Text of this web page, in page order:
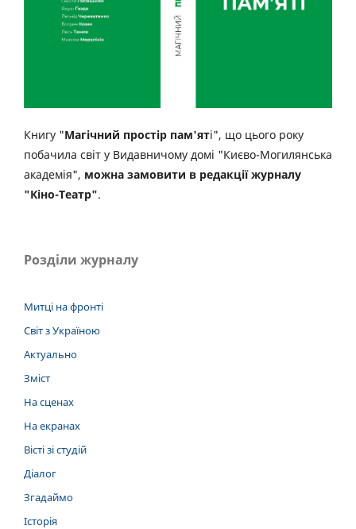
Книгу "Магічний простір пам'яті", що цього року
побачила світ у Видавничому домі "Києво-Могилянська
академія", можна замовити в редакції журналу
"Кіно-Театр".
Розділи журналу
Митці на фронті
Світ з Україною
Актуально
Зміст
На сценах
На екранах
Вісті зі студій
Діалог
Згадаймо
Історія